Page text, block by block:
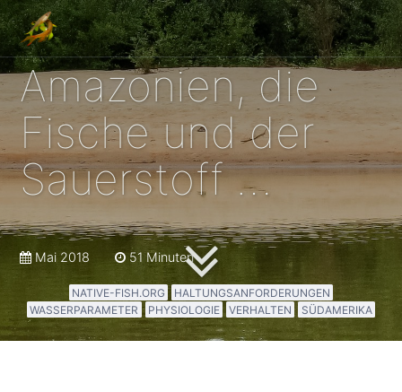
Amazonien, die
Fische und der
Sauerstoff …
Mai 2018 51 Minuten
NATIVE-FISH.ORG
HALTUNGSANFORDERUNGEN
WASSERPARAMETER
PHYSIOLOGIE VERHALTEN SÜDAMERIKA